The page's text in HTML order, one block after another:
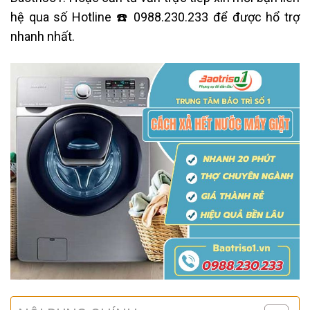
hệ qua số Hotline ☎️ 0988.230.233 để được hổ trợ
nhanh nhất.